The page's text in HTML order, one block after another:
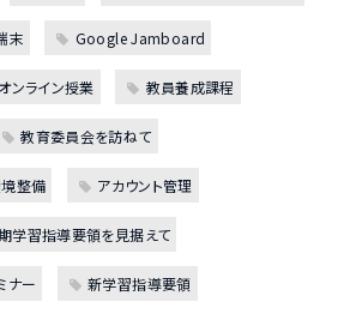
末 Google Jamboard
オンライン授業 教員養成課程
教育委員会を訪ねて
整備 アカウント管理
学習指導要領を見据えて
ナー 新学習指導要領